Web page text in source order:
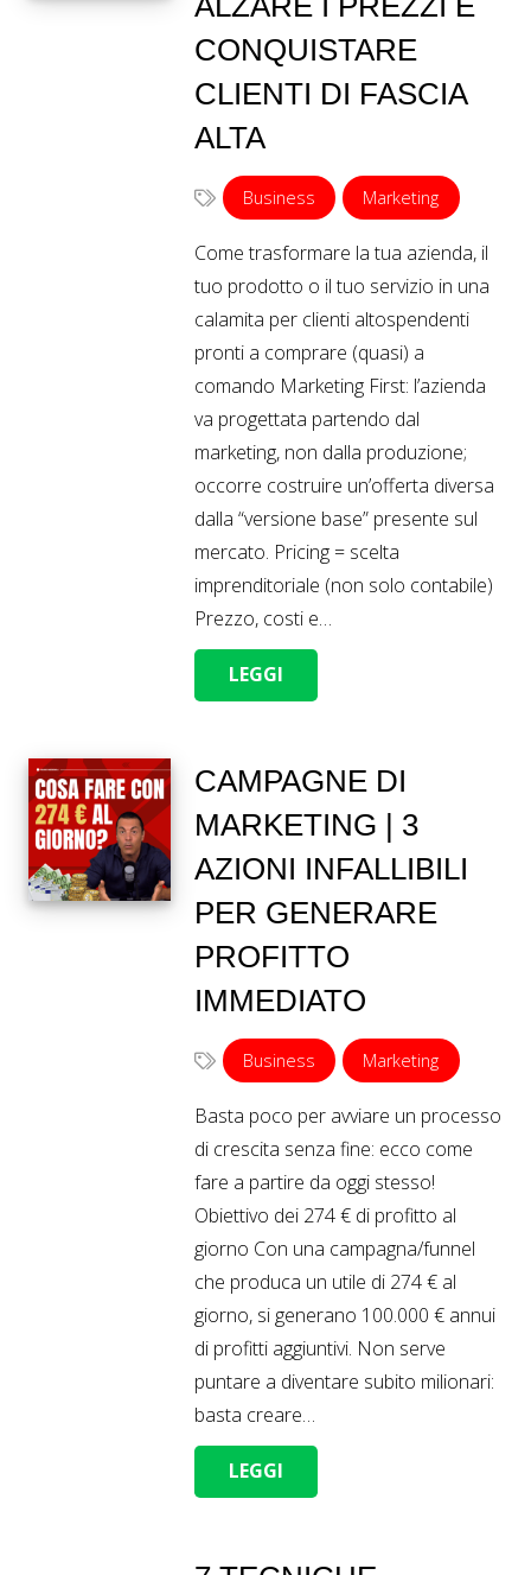
CONQUISTARE
CLIENTI DI FASCIA
ALTA
Business Marketing
Come trasformare la tua azienda, il
tuo prodotto o il tuo servizio in una
calamita per clienti altospendenti
pronti a comprare (quasi) a
comando Marketing First: l’azienda
va progettata partendo dal
marketing, non dalla produzione;
occorre costruire un’offerta diversa
dalla “versione base” presente sul
mercato. Pricing = scelta
imprenditoriale (non solo contabile)
Prezzo, costi e…
LEGGI
CAMPAGNE DI
MARKETING | ​​3
AZIONI INFALLIBILI
PER GENERARE
PROFITTO
IMMEDIATO
Business Marketing
Basta poco per avviare un processo
di crescita senza fine: ecco come
fare a partire da oggi stesso!
Obiettivo dei 274 € di profitto al
giorno Con una campagna/funnel
che produca un utile di 274 € al
giorno, si generano 100.000 € annui
di profitti aggiuntivi. Non serve
puntare a diventare subito milionari:
basta creare…
LEGGI